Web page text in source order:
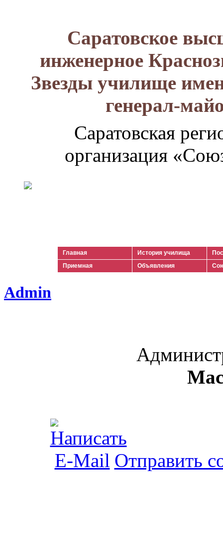
Саратовское
инженерное
Звезды училище
генерал-
Саратовская
организация
Главная История училища
Приемная
Объявления
Admin
Отправить